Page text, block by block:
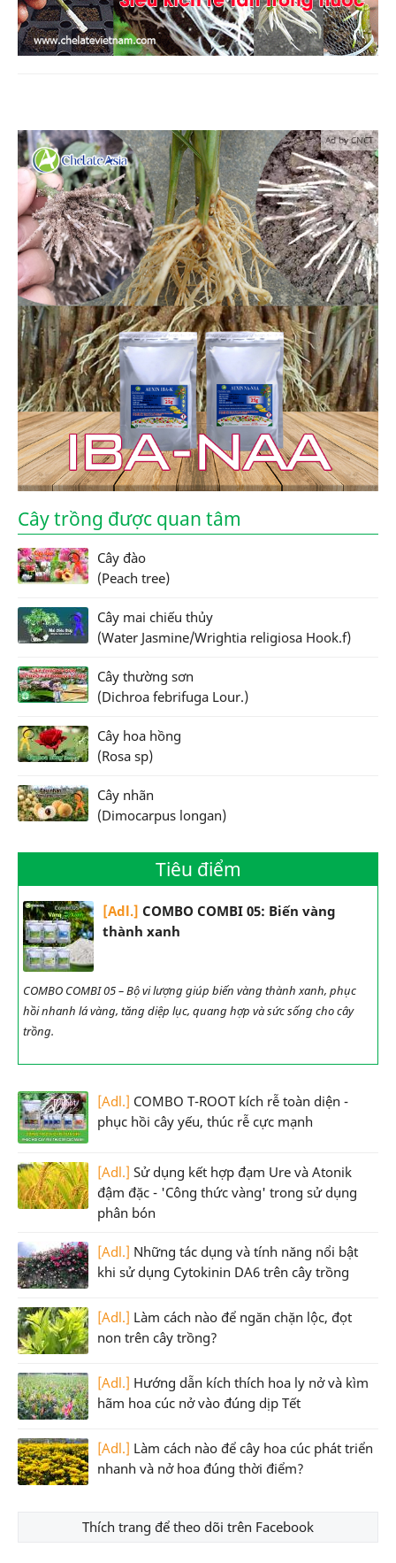
Ad by CNCT
Cây trồng được quan tâm
Cây đào
(Peach tree)
Cây mai chiếu thủy
(Water Jasmine/Wrightia religiosa Hook.f)
Cây thường sơn
(Dichroa febrifuga Lour.)
Cây hoa hồng
(Rosa sp)
Cây nhãn
(Dimocarpus longan)
Tiêu điểm
[Adl.] COMBO COMBI 05: Biến vàng
thành xanh
COMBO COMBI 05 – Bộ vi lượng giúp biến vàng thành xanh, phục
hồi nhanh lá vàng, tăng diệp lục, quang hợp và sức sống cho cây
trồng.
[Adl.] COMBO T-ROOT kích rễ toàn diện -
phục hồi cây yếu, thúc rễ cực mạnh
[Adl.] Sử dụng kết hợp đạm Ure và Atonik
đậm đặc - 'Công thức vàng' trong sử dụng
phân bón
[Adl.] Những tác dụng và tính năng nổi bật
khi sử dụng Cytokinin DA6 trên cây trồng
[Adl.] Làm cách nào để ngăn chặn lộc, đọt
non trên cây trồng?
[Adl.] Hướng dẫn kích thích hoa ly nở và kìm
hãm hoa cúc nở vào đúng dịp Tết
[Adl.] Làm cách nào để cây hoa cúc phát triển
nhanh và nở hoa đúng thời điểm?
Thích trang để theo dõi trên Facebook